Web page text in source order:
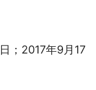
；2017年9月17